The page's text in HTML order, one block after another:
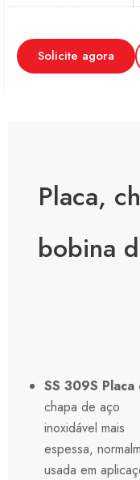
Solicite agora
Placa,
bobina
SS 309S Placa
chapa de aço
inoxidável mais
espessa,
usada em